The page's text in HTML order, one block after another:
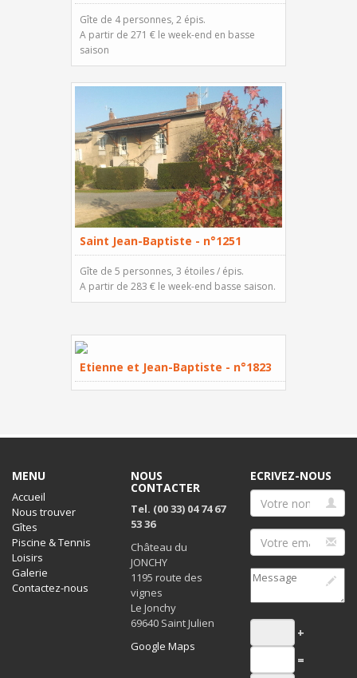
Gîte de 4 personnes, 2 épis.
A partir de 271 € le week-end en basse
saison
Saint Jean-Baptiste - n°1251
Gîte de 5 personnes, 3 étoiles / épis.
A partir de 283 € le week-end basse saison.
Etienne et Jean-Baptiste - n°1823
MENU
Accueil
Nous trouver
Gîtes
Piscine & Tennis
Loisirs
Galerie
Contactez-nous
NOUS
CONTACTER
Tel. (00 33) 04 74 67
53 36
Château du
JONCHY
1195 route des
vignes
Le Jonchy
69640 Saint Julien
Google Maps
ECRIVEZ-NOUS
+
=